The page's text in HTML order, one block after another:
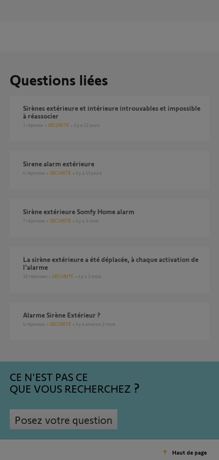
Questions liées
Sirènes extérieure et intérieure introuvables et impossible
à réassocier
1 réponse SÉCURITÉ il y a 12 jours
Sirene alarm extérieure
4 réponses SÉCURITÉ il y a 13 jours
Sirène extérieure Somfy Home alarm
7 réponses SÉCURITÉ il y a 3 mois
La sirène extérieure a été déplacée, à chaque activation de
l’alarme
10 réponses SÉCURITÉ il y a 2 mois
Alarme Sirène Extérieur ?
4 réponses SÉCURITÉ il y a environ 2 mois
CE N'EST PAS CE
QUE VOUS RECHERCHEZ
Posez votre question
Haut de page